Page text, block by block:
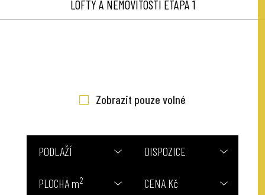
LOFTY A NEMOVITOSTÍ ETAPA 1
Zobrazit pouze volné
PODLAŽÍ DISPOZICE
PLOCHA m2 CENA Kč